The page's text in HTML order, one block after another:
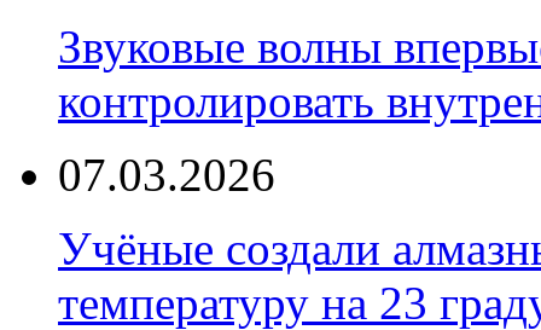
Звуковые волны
контролировать
07.03.2026
Учёные создали
температуру на 23